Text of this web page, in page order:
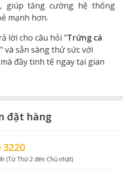
giúp tăng cường hệ thống
mạnh hơn.
lời cho câu hỏi "Trứng cá
và sẵn sàng thử sức với
đầy tinh tế ngay tại gian
đặt hàng
3220
(Từ Thứ 2 đến Chủ nhật)